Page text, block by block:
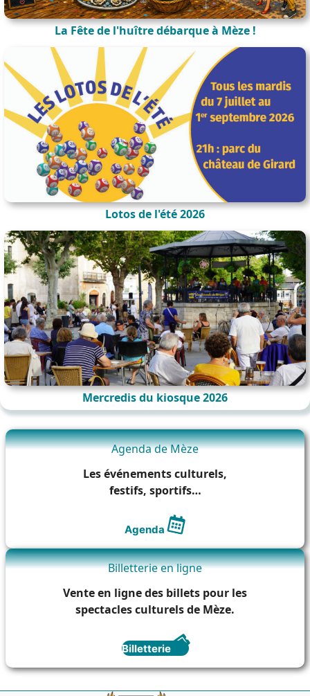
La Fête de l'huître débarque à Mèze !
Lotos de l'été 2026
Mercredis du kiosque 2026
Agenda de Mèze
Les événements culturels,
festifs, sportifs…
Agenda
Billetterie en ligne
Vente en ligne des billets pour les
spectacles culturels de Mèze.
Billetterie